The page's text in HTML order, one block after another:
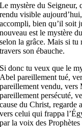
Le mystère du Seigneur,
rendu visible
accompli, bien qu’il soit
nouveau est le mystère
selon la grâce. Mais si tu
travers son ébauche.
Si donc tu veux que le
Abel pareillement tué,
pareillement vendu, vers
pareillement persécuté,
cause du Christ, regarde
vers celui qui frappa
par la voix des